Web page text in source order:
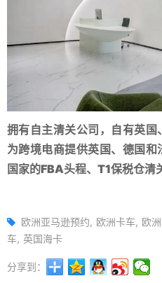
拥有自主清关公司，自有英国
为跨境电商提供英国、德国
国家的FBA头程、T1保税仓清
欧洲亚马逊预约 欧洲卡车 欧
车
英国海卡
分享到：